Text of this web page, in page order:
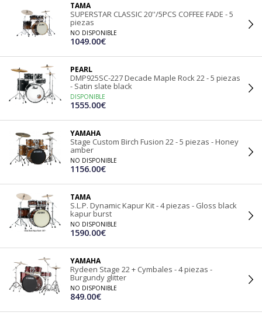
TAMA
SUPERSTAR CLASSIC 20''/5PCS COFFEE FADE - 5
piezas
NO DISPONIBLE
1049.00€
PEARL
DMP925SC-227 Decade Maple Rock 22 - 5 piezas
- Satin slate black
DISPONIBLE
1555.00€
YAMAHA
Stage Custom Birch Fusion 22 - 5 piezas - Honey
amber
NO DISPONIBLE
1156.00€
TAMA
S.L.P. Dynamic Kapur Kit - 4 piezas - Gloss black
kapur burst
NO DISPONIBLE
1590.00€
YAMAHA
Rydeen Stage 22 + Cymbales - 4 piezas -
Burgundy glitter
NO DISPONIBLE
849.00€